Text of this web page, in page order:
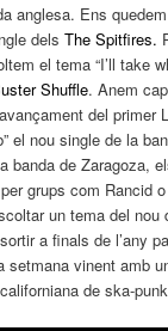
anglesa. Ens
delsThe Spitfires.
el tema “I’ll take
Shuffle. Anem
del primer
el nou single de la
banda de Zaragoza,
grups com Rancid
un tema del nou
a finals de l’any
setmana vinent amb
de ska-